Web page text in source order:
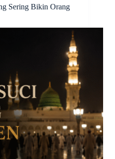
Sering Bikin Orang